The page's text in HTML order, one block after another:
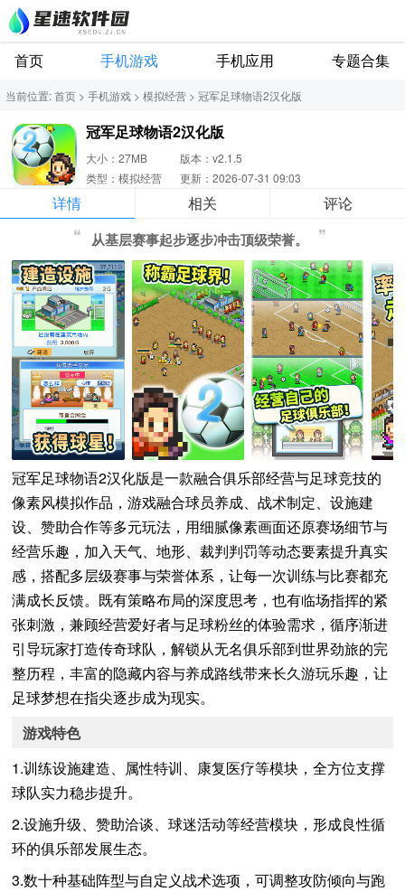
首页 手机游戏 手机应用 专题合集
当前位置:首页 > 手机游戏 > 模拟经营 > 冠军足球物语2汉化版
冠军足球物语2汉化版
大小：27MB
版本：v2.1.5
类型：模拟经营
更新：2026-07-31 09:03
详情 相关 评论
从基层赛事起步逐步冲击顶级荣誉。
冠军足球物语2汉化版是一款融合俱乐部经营与足球竞技的
像素风模拟作品，游戏融合球员养成、战术制定、设施建
设、赞助合作等多元玩法，用细腻像素画面还原赛场细节与
经营乐趣，加入天气、地形、裁判判罚等动态要素提升真实
感，搭配多层级赛事与荣誉体系，让每一次训练与比赛都充
满成长反馈。既有策略布局的深度思考，也有临场指挥的紧
张刺激，兼顾经营爱好者与足球粉丝的体验需求，循序渐进
引导玩家打造传奇球队，解锁从无名俱乐部到世界劲旅的完
整历程，丰富的隐藏内容与养成路线带来长久游玩乐趣，让
足球梦想在指尖逐步成为现实。
游戏特色
1.训练设施建造、属性特训、康复医疗等模块，全方位支撑
球队实力稳步提升。
2.设施升级、赞助洽谈、球迷活动等经营模块，形成良性循
环的俱乐部发展生态。
3.数十种基础阵型与自定义战术选项，可调整攻防倾向与跑